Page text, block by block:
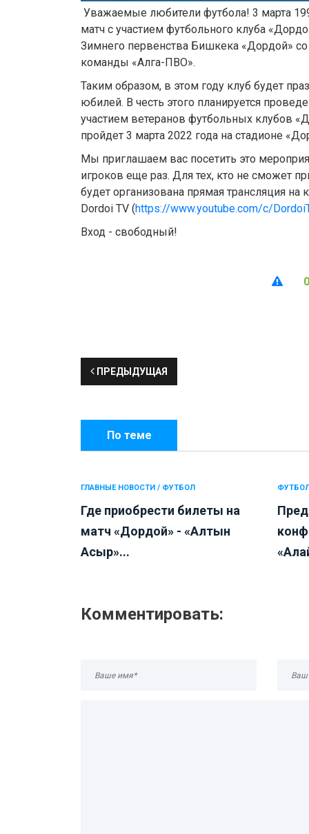
Уважаемые любители футбола! 3 марта
матч с участием футбольного клуба
Зимнего первенства Бишкека «Дордой»
команды «Алга-ПВО».
Таким образом, в этом году клуб будет
юбилей. В честь этого планируется
участием ветеранов футбольных клубов
пройдет 3 марта 2022 года на стадионе
Мы приглашаем вас посетить это
игроков еще раз. Для тех, кто не сможет
будет организована прямая трансляция на
Dordoi TV (https://www.youtube.com/c/
Вход - свободный!
0
ПРЕДЫДУЩАЯ
По теме
ГЛАВНЫЕ НОВОСТИ / ФУТБОЛ
Где приобрести билеты на
матч «Дордой» - «Алтын
Асыр»...
Комментировать: